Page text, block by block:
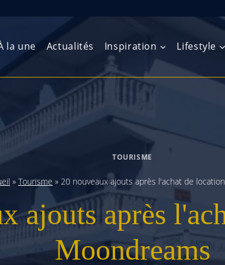
la une Actualités Inspiration Lifestyle
Europe de l’Est
Balkans
Amérique centrale
Amérique du Sud
TOURISME
» Tourisme » 20 nouveaux ajouts après l'achat de
ajouts après
Moondreams